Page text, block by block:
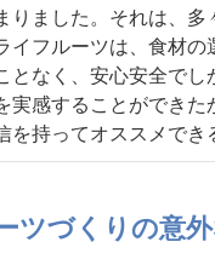
りました。それは、多
イフルーツは、食材の
となく、安心安全でし
実感することができた
を持ってオススメでき
ツづくりの意